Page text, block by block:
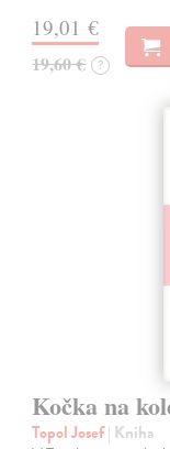
19,01 €
19,60 € ?
Kočka na
Topol Josef| Kniha